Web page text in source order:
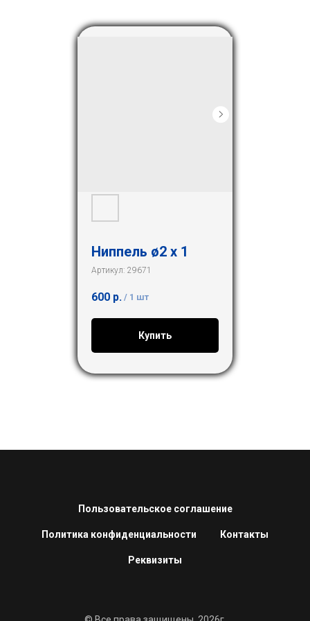
Ниппель ø2 х 1
Артикул: 29671
600 р. / 1 шт
Купить
Пользовательское соглашение
Политика конфиденциальности Контакты
Реквизиты